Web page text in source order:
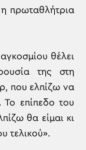
η πρωταθλήτρια
θέλει
της στη
που ελπίζω να
Το επίπεδο του
θα είμαι κι
τελικού».